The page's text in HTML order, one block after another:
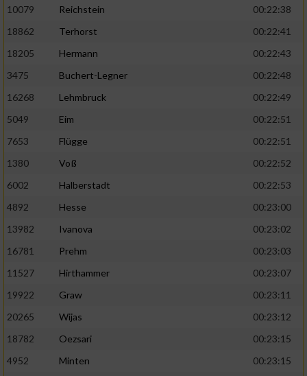
10079
Reichstein
00:22:38
18862
Terhorst
00:22:41
18205
Hermann
00:22:43
3475
Buchert-Legner
00:22:48
16268
Lehmbruck
00:22:49
5049
Eim
00:22:51
7653
Flügge
00:22:51
1380
Voß
00:22:52
6002
Halberstadt
00:22:53
4892
Hesse
00:23:00
13982
Ivanova
00:23:02
16781
Prehm
00:23:03
11527
Hirthammer
00:23:07
19922
Graw
00:23:11
20265
Wijas
00:23:12
18782
Oezsari
00:23:15
4952
Minten
00:23:15